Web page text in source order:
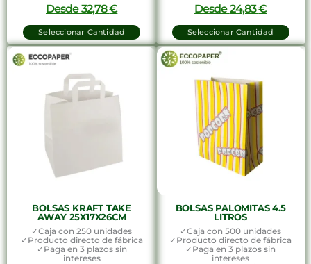
Desde32,78€
Seleccionar Cantidad
Desde24,83€
Seleccionar Cantidad
BOLSAS KRAFT TAKE
AWAY 25X17X26CM
✓Caja con 250 unidades
✓Producto directo de fábrica
✓Paga en 3 plazos sin
intereses
BOLSAS PALOMITAS 4.5
LITROS
✓Caja con 500 unidades
✓Producto directo de fábrica
✓Paga en 3 plazos sin
intereses